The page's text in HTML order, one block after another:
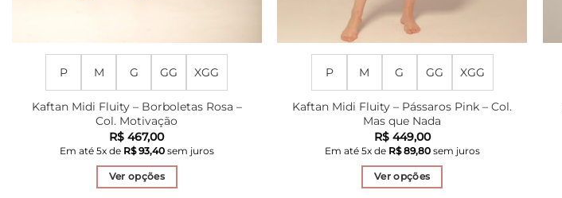
P M G GG XGG
Kaftan Midi Fluity – Borboletas Rosa –
Col. Motivação
R$ 467,00
Em até 5x de R$93,40sem juros
Ver opções
P M G GG XGG
Kaftan Midi Fluity – Pássaros Pink – Col.
Mas que Nada
R$449,00
Em até 5x de R$89,80sem juros
Ver opções